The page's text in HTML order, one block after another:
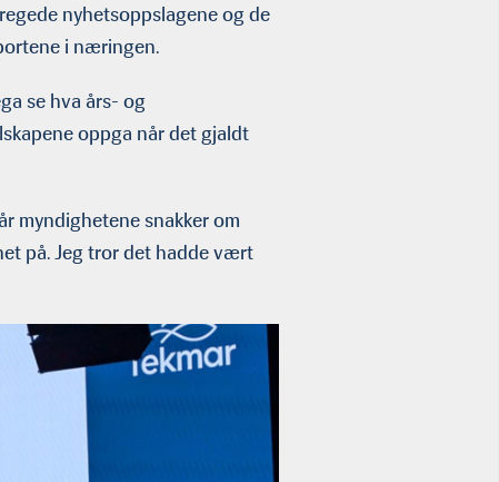
nyhetsoppslagene og de
i næringen.
se hva års- og
oppga når det gjaldt
myndighetene snakker om
på. Jeg tror det hadde vært